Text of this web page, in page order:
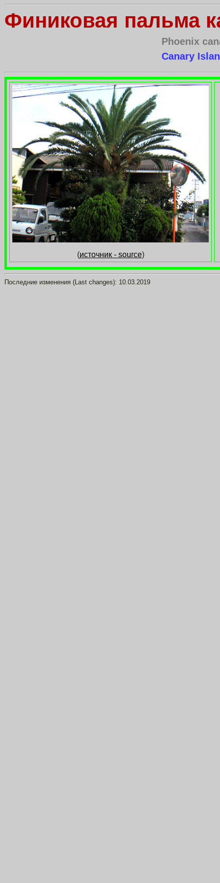
Финиковая пальма
Phoenix
Canary
(источник - source)
Последние изменения (Last changes): 10.03.2019